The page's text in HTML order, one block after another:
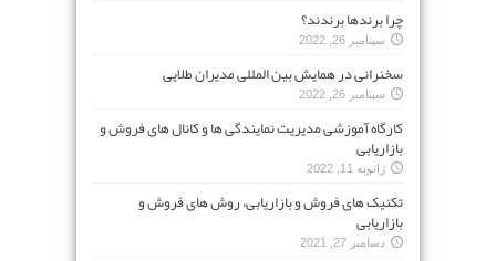
چرا برندها برندند؟
سپتامبر 26, 2022
سخنرانی در همایش بین المللی مدیران طلایی
سپتامبر 26, 2022
کارگاه آموزشی مدیریت نمایندگی ها و کانال های فروش و
بازاریابی
ژانویه 11, 2022
تکنیک های فروش و بازاریابی، روش های فروش و
بازاریابی
دسامبر 27, 2021